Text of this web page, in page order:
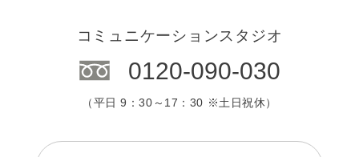
コミュニケーションスタジオ
0120-090-030
（平日 9：30～17：30 ※土日祝休）